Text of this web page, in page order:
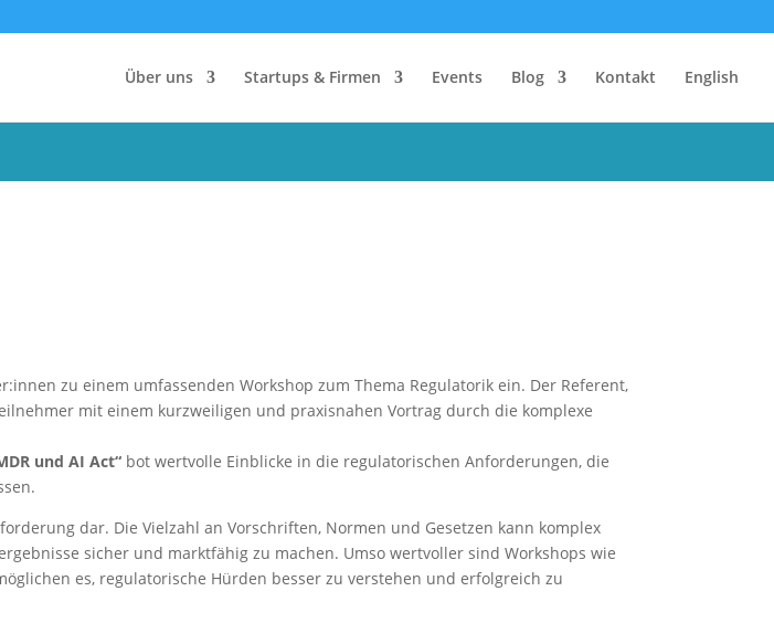
Über uns Startups & Firmen Events Blog Kontakt English
zu einem umfassenden Workshop zum Thema Regulatorik ein. Der Referent,
mit einem kurzweiligen und praxisnahen Vortrag durch die komplexe
und AI Act“ bot wertvolle Einblicke in die regulatorischen Anforderungen, die
dar. Die Vielzahl an Vorschriften, Normen und Gesetzen kann komplex
sicher und marktfähig zu machen. Umso wertvoller sind Workshops wie
es, regulatorische Hürden besser zu verstehen und erfolgreich zu